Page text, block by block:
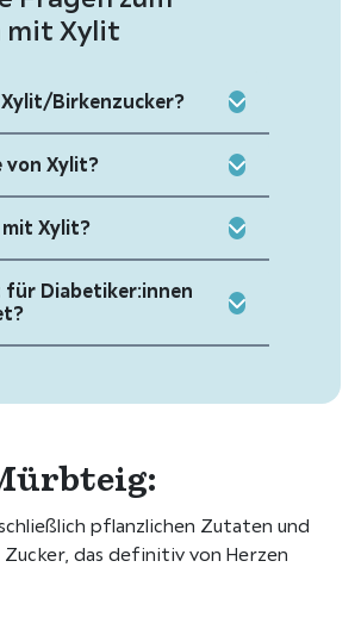
mit Xylit
Xylit/Birkenzucker?
von Xylit?
mit Xylit?
für Diabetiker:innen
pflanzlichen Zutaten und
das definitiv von Herzen